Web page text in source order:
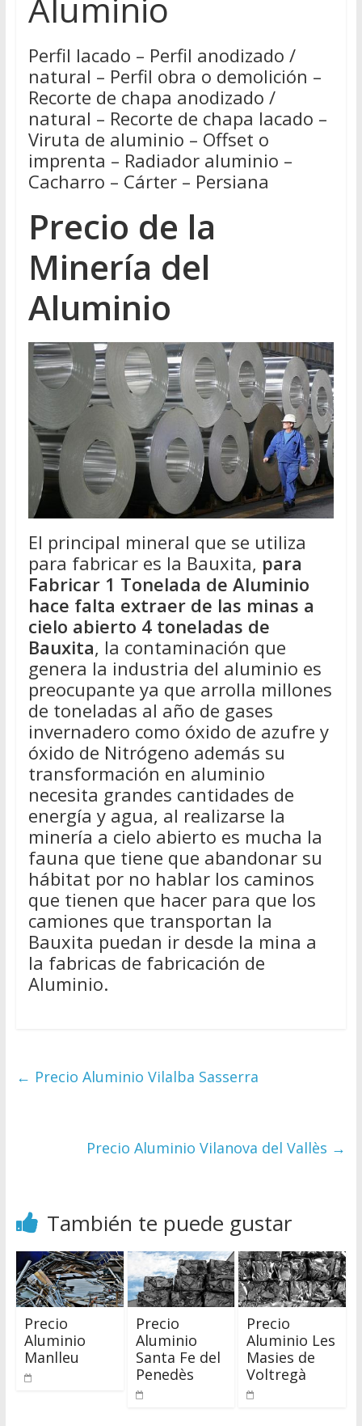
Aluminio
Perfil lacado – Perfil anodizado /
natural – Perfil obra o demolición –
Recorte de chapa anodizado /
natural – Recorte de chapa lacado –
Viruta de aluminio – Offset o
imprenta – Radiador aluminio –
Cacharro – Cárter – Persiana
Precio de la
Minería del
Aluminio
El principal mineral que se utiliza
para fabricar es la Bauxita, para
Fabricar 1 Tonelada de Aluminio
hace falta extraer de las minas a
cielo abierto 4 toneladas de
Bauxita, la contaminación que
genera la industria del aluminio es
preocupante ya que arrolla millones
de toneladas al año de gases
invernadero como óxido de azufre y
óxido de Nitrógeno además su
transformación en aluminio
necesita grandes cantidades de
energía y agua, al realizarse la
minería a cielo abierto es mucha la
fauna que tiene que abandonar su
hábitat por no hablar los caminos
que tienen que hacer para que los
camiones que transportan la
Bauxita puedan ir desde la mina a
la fabricas de fabricación de
Aluminio.
← Precio Aluminio Vilalba Sasserra
Precio Aluminio Vilanova del Vallès →
También te puede gustar
Precio
Aluminio
Manlleu
Precio
Aluminio
Santa Fe del
Penedès
Precio
Aluminio Les
Masies de
Voltregà